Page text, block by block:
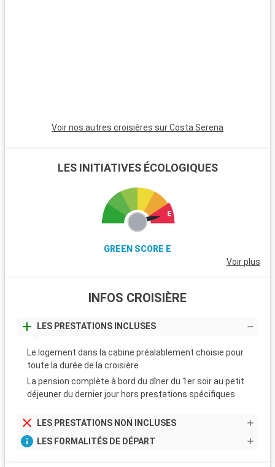
Voir nos autres croisières sur Costa Serena
LES INITIATIVES ÉCOLOGIQUES
GREEN SCORE E
Voir plus
INFOS CROISIÈRE
LES PRESTATIONS INCLUSES
Le logement dans la cabine préalablement choisie pour
toute la durée de la croisière
La pension complète à bord du dîner du 1er soir au petit
déjeuner du dernier jour hors prestations spécifiques
LES PRESTATIONS NON INCLUSES
LES FORMALITÉS DE DÉPART